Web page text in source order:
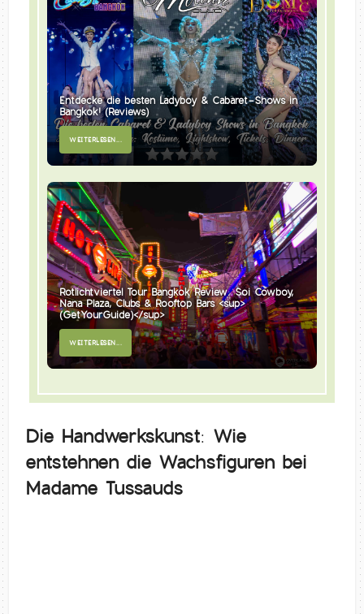
Entdecke die besten Ladyboy & Cabaret-Shows in
Bangkok! (Reviews)
WEITERLESEN...
Rotlichtviertel Tour Bangkok Review: Soi Cowboy,
Nana Plaza, Clubs & Rooftop Bars <sup>
(GetYourGuide)</sup>
WEITERLESEN...
Die Handwerkskunst: Wie
entstehnen die Wachsfiguren bei
Madame Tussauds